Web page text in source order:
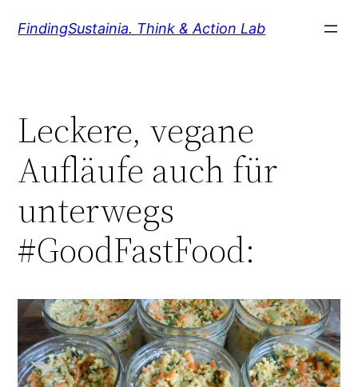
InhaltFindingSustainia. Think & Action Lab
Leckere, vegane
Aufläufe auch für
unterwegs
#GoodFastFood: